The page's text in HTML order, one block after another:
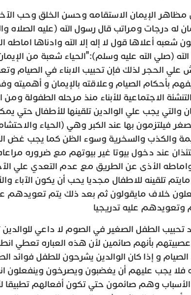
مظاهر الإيمان الاستقامه وحسن الخلق وحب
له درجات ومراتب قال رسول الله (عليه الصلاه
شعبه أعلاها قول لا إله إلا الله وادناها
(صلي الله عليه وسلم):"الحياء شعبة من
علي الحجر لذلك فإن تحبيب الابناء في الصيام
بأحكام الصيام وعلاقته بالإيمان و أهميته
الاجتماعية للأبناء منذ مرحله الطفولة ومن
والتي يجب علي الوالدين تلقينها للأطفال حتي
فيلتزمون بها عند الكبر وهي (الحياء
والكذب والسخرية وسوء الظن كما يجب غض
عند دخول بيوتا غير بيوتهم مع ضروره
واماطه الأذى عن الطريق مع عدم التعدي علي
تلقينه للاطفال مجديا يحب أن يكون الآباء
خلاف مايقولون ثم بعد ذلك يتم تعويدهم
وتعويدهم عليه تدريجيا
تحبيب الطفل الصغير في الصوم لا داعي للوالدين
عصبيتهم بأنهم صائمين لأن هذه العباره تعطي
و إذا كان الوالدين يشرحون للطفل فوائد
فلا يجب عليهم أن يغضبون ويصرخون وينفعلون
الأسباب وهم صائمون حتي تكون أفعالهم تطبيقا